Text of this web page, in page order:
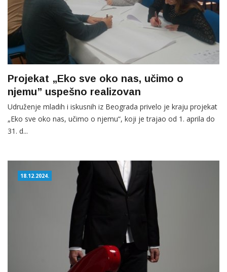
Projekat „Eko sve oko nas, učimo o
njemu” uspešno realizovan
Udruženje mladih i iskusnih iz Beograda privelo je kraju projekat
„Eko sve oko nas, učimo o njemu“, koji je trajao od 1. aprila do
31. d...
18.12.2024.